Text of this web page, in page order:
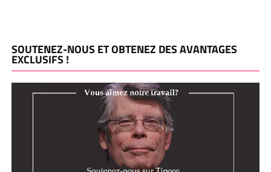
SOUTENEZ-NOUS ET OBTENEZ DES AVANTAGES
EXCLUSIFS !